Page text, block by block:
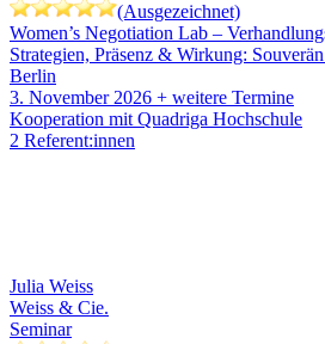
(Ausgezeichnet)
Women’s Negotiation Lab –
Strategien, Präsenz & Wirkung:
Berlin
3. November 2026 + weitere Termine
Kooperation mit Quadriga Hochschule
2 Referent:innen
Julia Weiss
Weiss & Cie.
Seminar